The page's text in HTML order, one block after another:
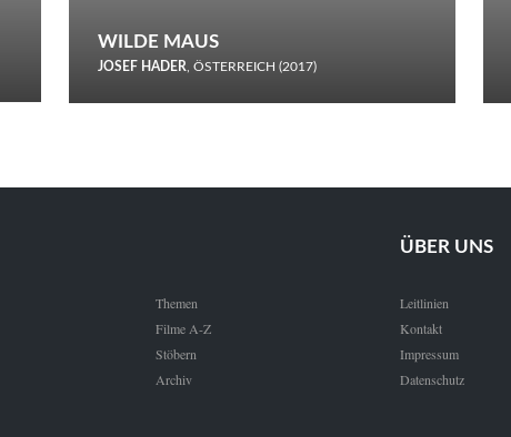
WILDE MAUS
JOSEF HADER, ÖSTERREICH (2017)
Schnee.
Themen
Filme A-Z
Stöbern
Archiv
ÜBER UNS
Leitlinien
Kontakt
Impressum
Datenschutz